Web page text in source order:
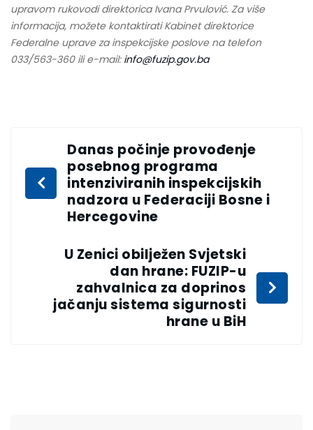
upravom rukovodi direktorica Ivana Prvulović. Za više
informacija, možete kontaktirati Kabinet direktorice
Federalne uprave za inspekcijske poslove na telefon
033/563-360 ili e-mail: info@fuzip.gov.ba
Danas počinje provođenje
posebnog programa
intenziviranih inspekcijskih
nadzora u Federaciji Bosne i
Hercegovine
U Zenici obilježen Svjetski
dan hrane: FUZIP-u
zahvalnica za doprinos
jačanju sistema sigurnosti
hrane u BiH